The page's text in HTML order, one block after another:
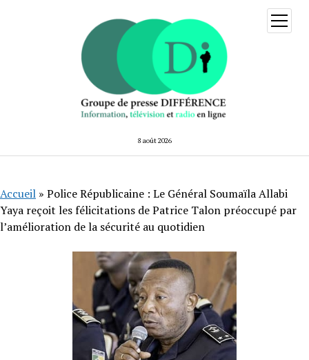
8 août 2026
ouvrir
menu
Accueil » Police Républicaine : Le Général Soumaïla Allabi
Yaya reçoit les félicitations de Patrice Talon préoccupé par
l’amélioration de la sécurité au quotidien